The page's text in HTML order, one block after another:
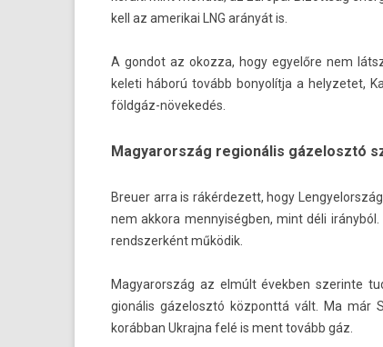
kell az amerikai LNG arányát is.
A gon­dot az okoz­za, hogy egyelőre nem
keleti háború tovább bonyolít­ja a helyzetet,
földgáz-növekedés.
Magyarország regionális gázelosztó
Breu­er arra is rákér­dezett, hogy
nem ak­kora men­nyiségb­en, mint déli
re­ndszer­ként működik.
Magyarország az elmúlt évekb­en szerin­te
gionális gázelosztó köz­ponttá vált. Ma már
korábban Uk­rajna felé is ment tovább gáz.